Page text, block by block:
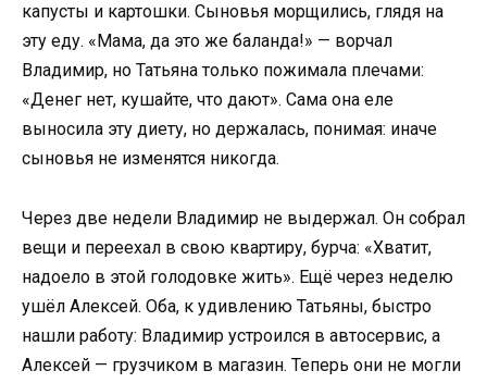
капусты и картошки. Сыновья морщились, глядя на
эту еду. «Мама, да это же баланда!» — ворчал
Владимир, но Татьяна только пожимала плечами:
«Денег нет, кушайте, что дают». Сама она еле
выносила эту диету, но держалась, понимая: иначе
сыновья не изменятся никогда.
Через две недели Владимир не выдержал. Он собрал
вещи и переехал в свою квартиру, бурча: «Хватит,
надоело в этой голодовке жить». Ещё через неделю
ушёл Алексей. Оба, к удивлению Татьяны, быстро
нашли работу: Владимир устроился в автосервис, а
Алексей — грузчиком в магазин. Теперь они не могли